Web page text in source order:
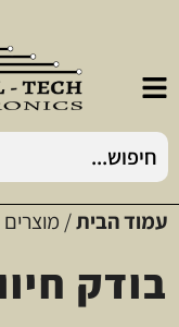
עמוד הבית/ מוצרים
בודק